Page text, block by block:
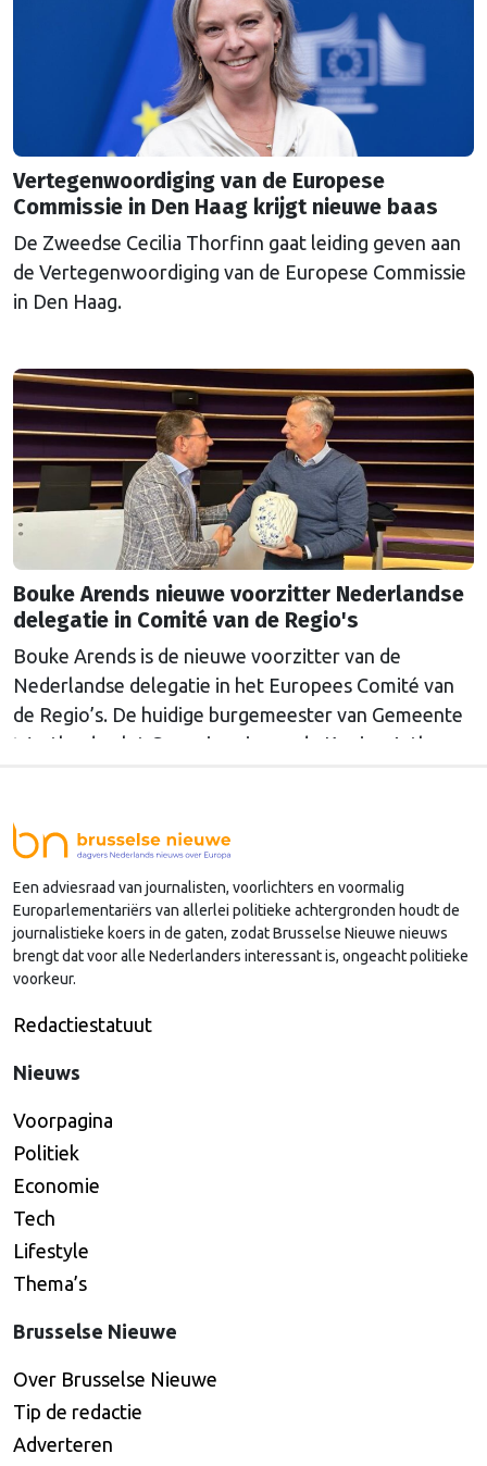
Vertegenwoordiging van de Europese
Commissie in Den Haag krijgt nieuwe baas
De Zweedse Cecilia Thorfinn gaat leiding geven aan
de Vertegenwoordiging van de Europese Commissie
in Den Haag.
Bouke Arends nieuwe voorzitter Nederlandse
delegatie in Comité van de Regio's
Bouke Arends is de nieuwe voorzitter van de
Nederlandse delegatie in het Europees Comité van
de Regio’s. De huidige burgemeester van Gemeente
Westland volgt Commissaris van de Koning Arthur
Nederlandse regio’s behoorlijk succesvol in hun
lobby in Brussel, en dat komt vooral omdat …
Continued
Een adviesraad van journalisten, voorlichters en voormalig
Europarlementariërs van allerlei politieke achtergronden houdt de
journalistieke koers in de gaten, zodat Brusselse Nieuwe nieuws
brengt dat voor alle Nederlanders interessant is, ongeacht politieke
voorkeur.
Redactiestatuut
Nieuws
Voorpagina
Politiek
Economie
Tech
Lifestyle
Thema’s
Brusselse Nieuwe
Over Brusselse Nieuwe
Tip de redactie
Adverteren